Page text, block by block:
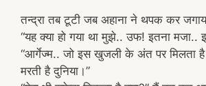
तन्द्रा तब टूटी जब अहाना ने थपक कर
“यह क्या हो गया था मुझे.. उफ! इतना मजा..
“आर्गेज्म.. जो इस खुजली के अंत पर मिलता
मरती है दुनिया।”